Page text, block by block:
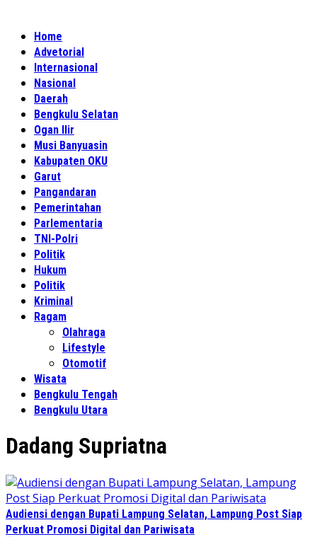
Home
Advetorial
Internasional
Nasional
Daerah
Bengkulu Selatan
Ogan Ilir
Musi Banyuasin
Kabupaten OKU
Garut
Pangandaran
Pemerintahan
Parlementaria
TNI-Polri
Politik
Hukum
Politik
Kriminal
Ragam
Olahraga
Lifestyle
Otomotif
Wisata
Bengkulu Tengah
Bengkulu Utara
Dadang Supriatna
Audiensi dengan Bupati Lampung Selatan, Lampung Post Siap
Perkuat Promosi Digital dan Pariwisata